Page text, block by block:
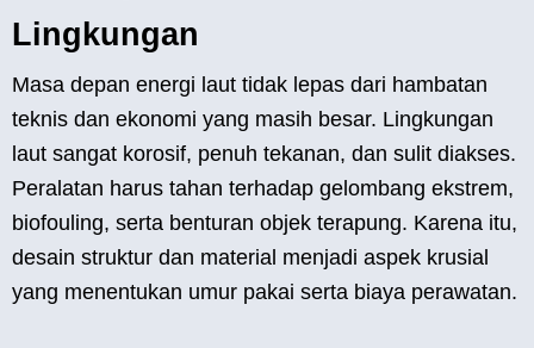
Lingkungan
Masa depan energi laut tidak lepas dari hambatan
teknis dan ekonomi yang masih besar. Lingkungan
laut sangat korosif, penuh tekanan, dan sulit diakses.
Peralatan harus tahan terhadap gelombang ekstrem,
biofouling, serta benturan objek terapung. Karena itu,
desain struktur dan material menjadi aspek krusial
yang menentukan umur pakai serta biaya perawatan.